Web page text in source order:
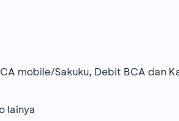
mobile/Sakuku, Debit BCA dan
lainya